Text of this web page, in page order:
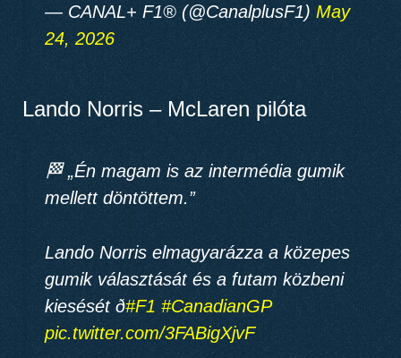
— CANAL+ F1® (@CanalplusF1) May
24, 2026
Lando Norris – McLaren pilóta
🏁 „Én magam is az intermédia gumik
mellett döntöttem.”
Lando Norris elmagyarázza a közepes
gumik választását és a futam közbeni
kiesését ð#F1 #CanadianGP
pic.twitter.com/3FABigXjvF